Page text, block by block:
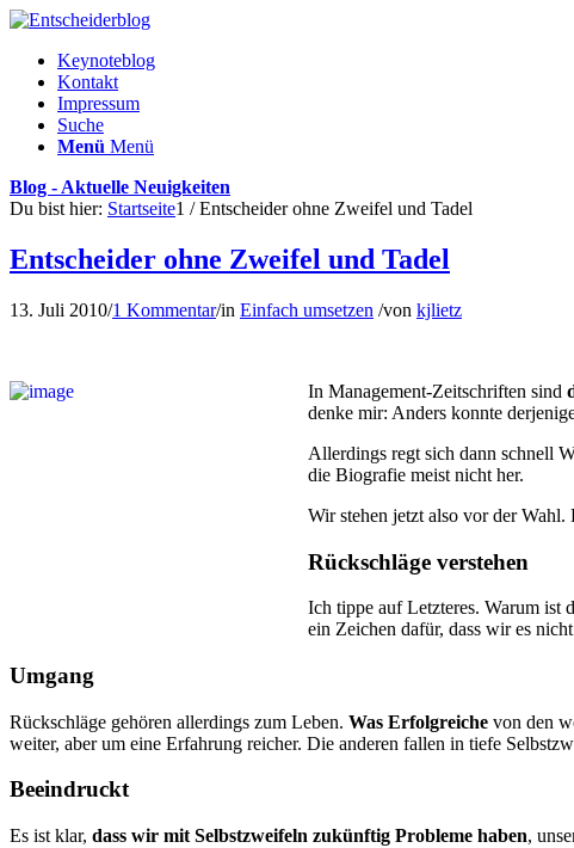
Keynoteblog
Kontakt
Impressum
Suche
Menü Menü
Blog - Aktuelle Neuigkeiten
Du bist hier: Startseite1 / Entscheider ohne Zweifel und Tadel
Entscheider ohne Zweifel und Tadel
13. Juli 2010/1 Kommentar/in Einfach umsetzen /von kjlietz
In Management-Zeitschriften sind
denke mir: Anders konnte
Allerdings regt sich dann schnell
die Biografie meist nicht her.
Wir stehen jetzt also vor der Wahl.
Rückschläge verstehen
Ich tippe auf Letzteres. Warum ist
ein Zeichen dafür, dass wir es
Umgang
Rückschläge gehören allerdings zum Leben. Was Erfolgreiche von den
weiter, aber um eine Erfahrung reicher. Die anderen fallen in tiefe
Beeindruckt
Es ist klar, dass wir mit Selbstzweifeln zukünftig Probleme haben,